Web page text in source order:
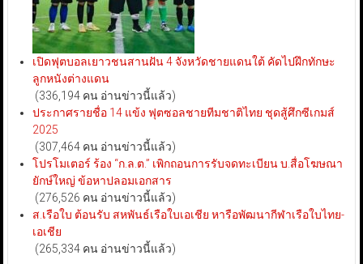
เปิดฟุตบอลเยาวชนสานฝัน 4 จังหวัดชายแดนใต้ คัดไปฝึกทักษะ
ลูกหนังต่างแดน
(336,194 คน อ่านข่าวนี้แล้ว)
ประกาศรายชื่อ 14 แข้ง ฟุตซอลชายทีมชาติไทย ชุดสู้ศึกซีเกมส์
2025
(307,464 คน อ่านข่าวนี้แล้ว)
โปรโมเตอร์ ร้อง “ก.ล.ต.” เพิกถอนการรับจดทะเบียน บ.สื่อโฆษณา
ยักษ์ใหญ่ ข้อหาปลอมเอกสาร
(276,526 คน อ่านข่าวนี้แล้ว)
ส.เรือใบ ต้อนรับ สหพันธ์เรือใบเอเชีย หารือพัฒนากีฬาเรือใบไทย-
เอเชีย
(265,334 คน อ่านข่าวนี้แล้ว)